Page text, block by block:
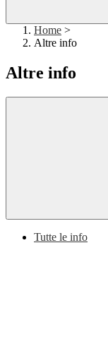
Home >
Altre info
Altre info
Tutte le info